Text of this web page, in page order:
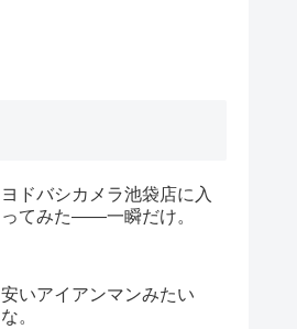
ヨドバシカメラ池袋店に入
ってみた――一瞬だけ。
安いアイアンマンみたい
な。